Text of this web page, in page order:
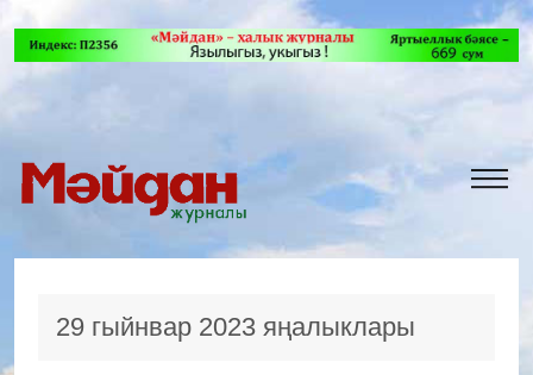
29 гыйнвар 2023 яңалыклары